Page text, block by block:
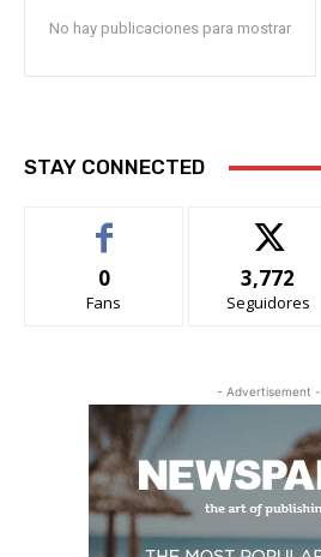
No hay publicaciones para mostrar
STAY CONNECTED
0
Fans
3,772
Seguidores
- Advertisement -